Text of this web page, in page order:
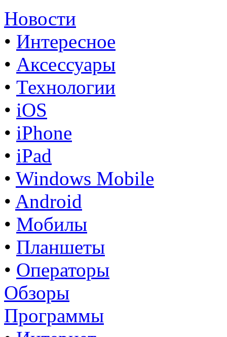
Новости
• Интересное
• Аксессуары
• Технологии
• iOS
• iPhone
• iPad
• Windows Mobile
• Android
• Мобилы
• Планшеты
• Операторы
Обзоры
Программы